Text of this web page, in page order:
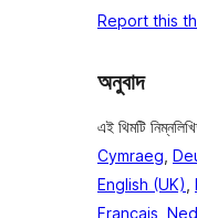
Report this
অনুবাদ
এই থিমটি
Cymraeg,
English (UK),
Français